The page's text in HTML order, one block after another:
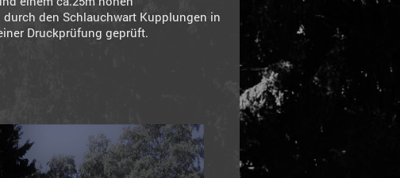
den Schlauchwart Kupplungen in
Druckprüfung geprüft.